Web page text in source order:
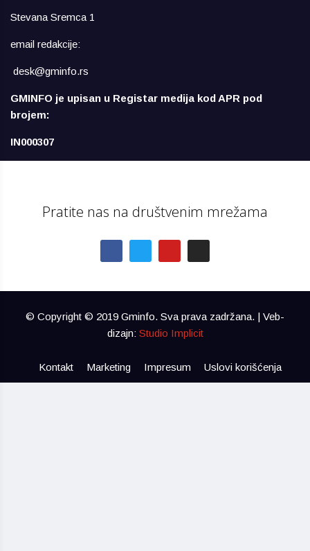
Stevana Sremca 1
email redakcije:
desk@gminfo.rs
GMINFO je upisan u Registar medija kod APR pod
brojem:
IN000307
Pratite nas na društvenim mrežama
© Copyright © 2019 Gminfo. Sva prava zadržana. | Veb-
dizajn: Studio Implicit
Kontakt Marketing Impresum Uslovi korišćenja